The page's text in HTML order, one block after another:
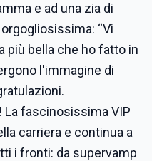
e ad una zia di
“Vi
più bella che ho fatto in
l'immagine di
La fascinosissima VIP
carriera e continua a
i fronti: da supervamp